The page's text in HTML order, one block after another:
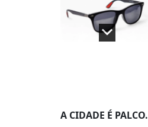
A CIDADE É PALCO.